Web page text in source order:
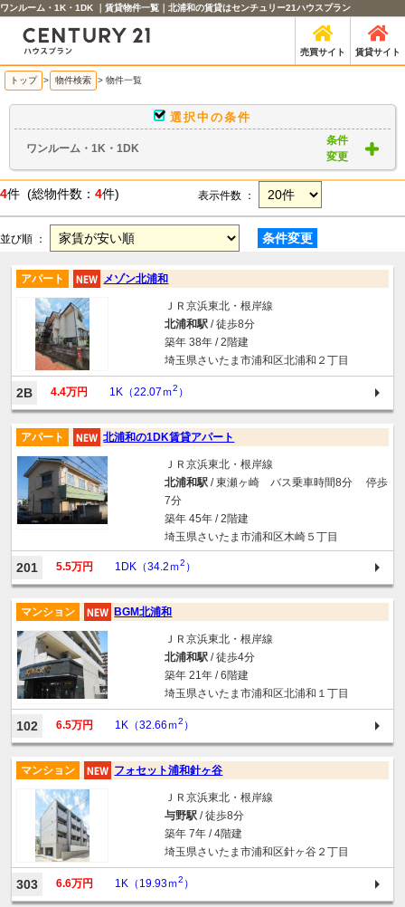
ワンルーム・1K・1DK ｜賃貸物件一覧｜北浦和の賃貸はセンチュリー21ハウスプラン
売買サイト 賃貸サイト
トップ > 物件検索 > 物件一覧
選択中の条件
ワンルーム・1K・1DK
条件
変更
4件 (総物件数： 4件) 表示件数 ：
並び順 ： 条件変更
アパート メゾン北浦和
ＪＲ京浜東北・根岸線
北浦和駅/ 徒歩8分
築年 38年 / 2階建
埼玉県さいたま市浦和区北浦和２丁目
2B 4.4万円 1K（22.07ｍ2 ）
アパート 北浦和の1DK賃貸アパート
ＪＲ京浜東北・根岸線
北浦和駅/ 東瀬ヶ崎 バス乗車時間8分 停歩
7分
築年 45年 / 2階建
埼玉県さいたま市浦和区木崎５丁目
201 5.5万円 1DK（34.2ｍ2 ）
マンション BGM北浦和
ＪＲ京浜東北・根岸線
北浦和駅/ 徒歩4分
築年 21年 / 6階建
埼玉県さいたま市浦和区北浦和１丁目
102 6.5万円 1K（32.66ｍ2 ）
マンション フォセット浦和針ヶ谷
ＪＲ京浜東北・根岸線
与野駅/ 徒歩8分
築年 7年 / 4階建
埼玉県さいたま市浦和区針ヶ谷２丁目
303 6.6万円 1K（19.93ｍ2 ）